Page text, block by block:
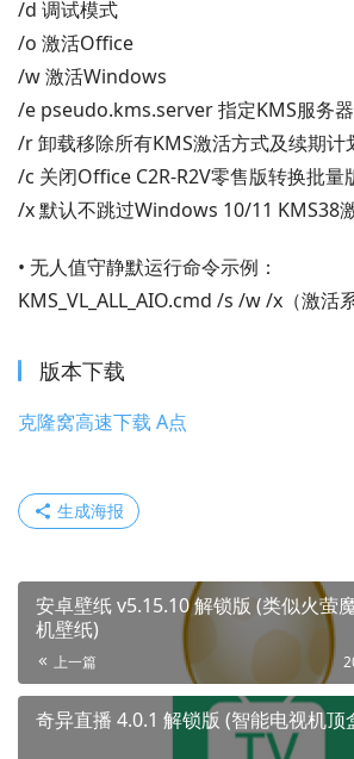
/d 调试模式
/o 激活Office
/w 激活Windows
/e pseudo.kms.server 指定KMS服务器
/r 卸载移除所有KMS激活方式及续期计
/c 关闭Office C2R-R2V零售版转换批量
/x 默认不跳过Windows 10/11 KMS38
• 无人值守静默运行命令示例：
KMS_VL_ALL_AIO.cmd /s /w /x（激活系
版本下载
克隆窝高速下载 A点
生成海报
安卓壁纸 v5.15.10 解锁版 (类似火萤
机壁纸)
上一篇
奇异直播 4.0.1 解锁版 (智能电视机顶